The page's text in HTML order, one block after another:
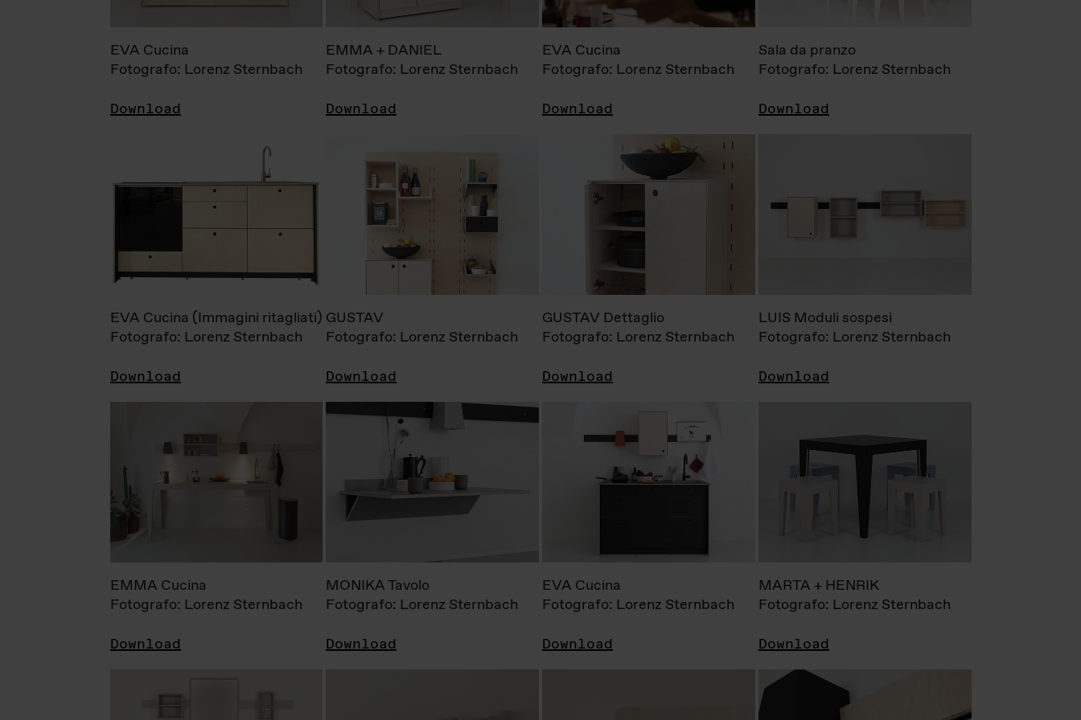
EVA Cucina
Fotografo: Lorenz Sternbach
Download
EMMA + DANIEL
Fotografo: Lorenz Sternbach
Download
EVA Cucina
Fotografo: Lorenz Sternbach
Download
Sala da pranzo
Fotografo: Lorenz Sternbach
Download
EVA Cucina (Immagini ritagliati)
Fotografo: Lorenz Sternbach
Download
GUSTAV
Fotografo: Lorenz Sternbach
Download
GUSTAV Dettaglio
Fotografo: Lorenz Sternbach
Download
LUIS Moduli sospesi
Fotografo: Lorenz Sternbach
Download
EMMA Cucina
Fotografo: Lorenz Sternbach
Download
MONIKA Tavolo
Fotografo: Lorenz Sternbach
Download
EVA Cucina
Fotografo: Lorenz Sternbach
Download
MARTA + HENRIK
Fotografo: Lorenz Sternbach
Download